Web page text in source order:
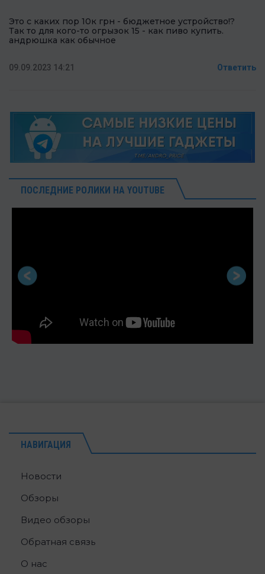
Это с каких пор 10к грн - бюджетное устройство!?
Так то для кого-то огрызок 15 - как пиво купить.
андрюшка как обычное
09.09.2023 14:21 Ответить
ПОСЛЕДНИЕ РОЛИКИ НА YOUTUBE
НАВИГАЦИЯ
Новости
Обзоры
Видео обзоры
Обратная связь
О нас